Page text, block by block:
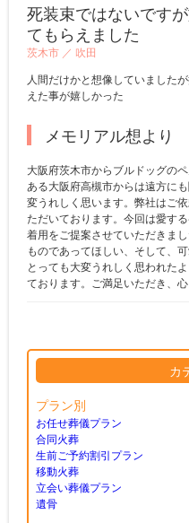
死装束ではないです
てもらえました
茨木市 ／ 吹田
人間だけかと想像していました
えた事が嬉しかった
メモリアル想より
大阪府茨木市からブルドッグの
ある大阪府高槻市からは遠方に
変うれしく思います。弊社はご
ただいております。今回は愛す
着用をご提案させていただきま
ものであってほしい、そして、
とっても大変うれしく思われた
ております。ご満足いただき、心
カ
プラン別
お任せ葬儀プラン
合同火葬
生前ご予約割引プラン
移動火葬
立会い葬儀プラン
遺骨